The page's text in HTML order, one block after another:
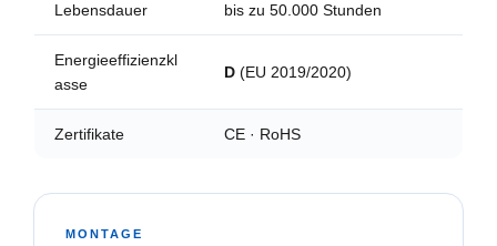
Lebensdauer bis zu 50.000 Stunden
Energieeffizienzkl
asse
D (EU 2019/2020)
Zertifikate CE · RoHS
MONTAGE